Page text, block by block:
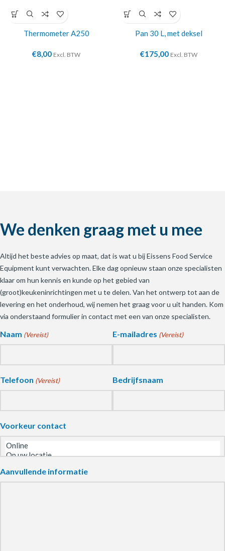
Thermometer A250
€8,00 Excl. BTW
Pan 30 L, met deksel
€175,00 Excl. BTW
We denken graag met u mee
Altijd het beste advies op maat, dat is wat u bij Eissens Food Service
Equipment kunt verwachten. Elke dag opnieuw staan onze specialisten
klaar om hun kennis en kunde op het gebied van
(groot)keukeninrichtingen met u te delen. Van het ontwerp tot aan de
levering en het onderhoud, wij nemen het graag voor u uit handen. Kom
via onderstaand formulier in contact met een van onze specialisten.
Naam (Vereist) E-mailadres (Vereist)
Telefoon (Vereist) Bedrijfsnaam
Voorkeur contact
Aanvullende informatie